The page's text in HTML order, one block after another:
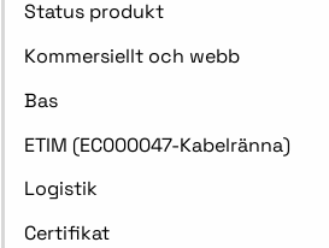
Status produkt
Kommersiellt och webb
Bas
ETIM (EC000047-Kabelränna)
Logistik
Certifikat